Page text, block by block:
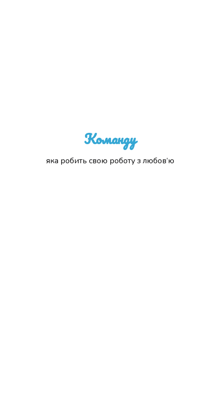
Команду
яка робить свою роботу з любов’ю